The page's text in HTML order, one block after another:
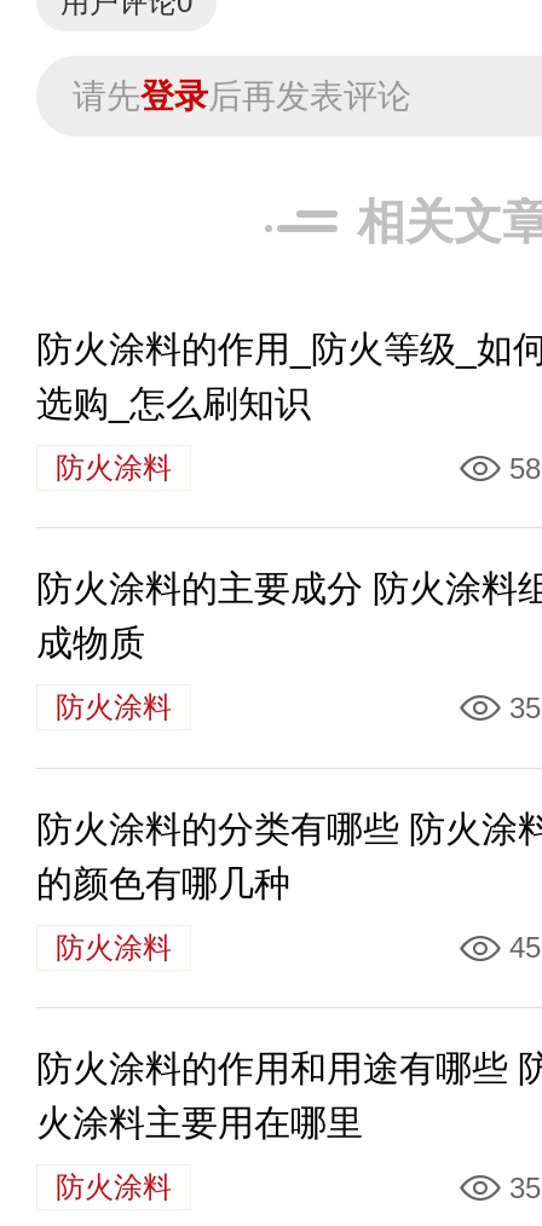
请先登录后再发表评论
相关文
防火涂料的作用_防火等级_如
选购_怎么刷知识
防火涂料
防火涂料的主要成分 防火涂料
成物质
防火涂料
防火涂料的分类有哪些 防火涂
的颜色有哪几种
防火涂料
防火涂料的作用和用途有哪些
火涂料主要用在哪里
防火涂料